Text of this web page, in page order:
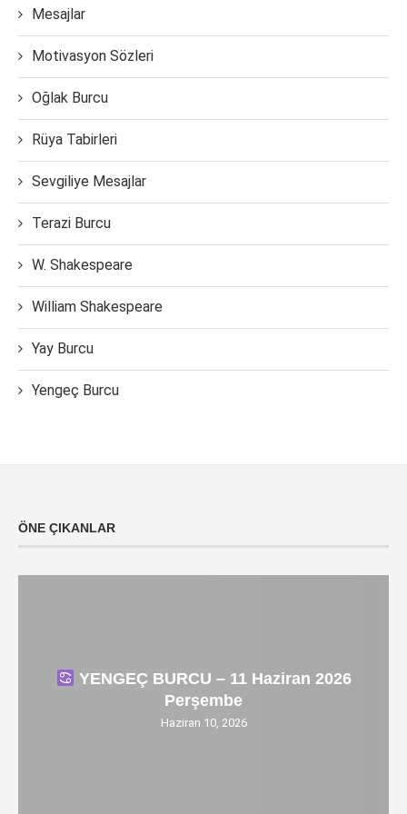
Mesajlar
Motivasyon Sözleri
Oğlak Burcu
Rüya Tabirleri
Sevgiliye Mesajlar
Terazi Burcu
W. Shakespeare
William Shakespeare
Yay Burcu
Yengeç Burcu
ÖNE ÇIKANLAR
YENGEÇ BURCU – 11 Haziran 2026
Perşembe
Haziran 10, 2026